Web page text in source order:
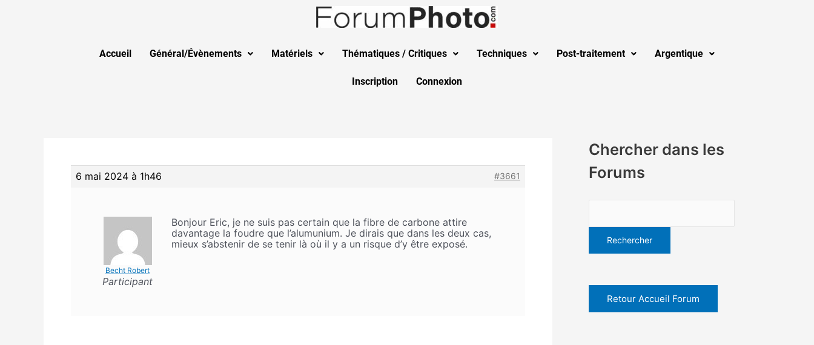
Accueil Général/Évènements Matériels Thématiques / Critiques Techniques Post-traitement Argentique
Inscription Connexion
6 mai 2024 à 1h46 #3661
Becht Robert
Participant
Bonjour Eric, je ne suis pas certain que la fibre de carbone attire
davantage la foudre que l’alumunium. Je dirais que dans les deux cas,
mieux s’abstenir de se tenir là où il y a un risque d’y être exposé.
Chercher dans les
Forums
Retour Accueil Forum